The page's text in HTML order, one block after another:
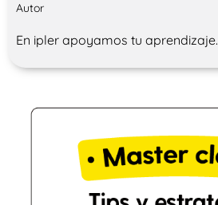
Autor
En ipler apoyamos tu aprendizaje.